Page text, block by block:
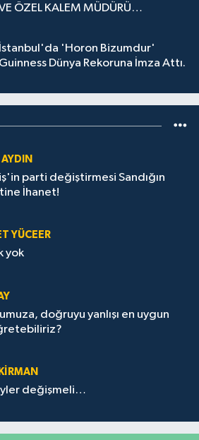
ÖZEL KALEM MÜDÜRÜ
İstanbul'da 'Horon Bizumdur'
Guinness Dünya Rekoruna İmza Attı.
parti değiştirmesi Sandığın
İhanet!
YÜCEER
yok
doğruyu yanlışı en uygun
değişmeli…